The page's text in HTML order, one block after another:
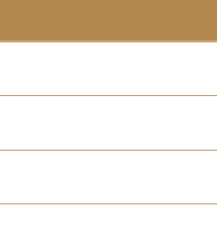
静岡 愛知
愛媛 香川